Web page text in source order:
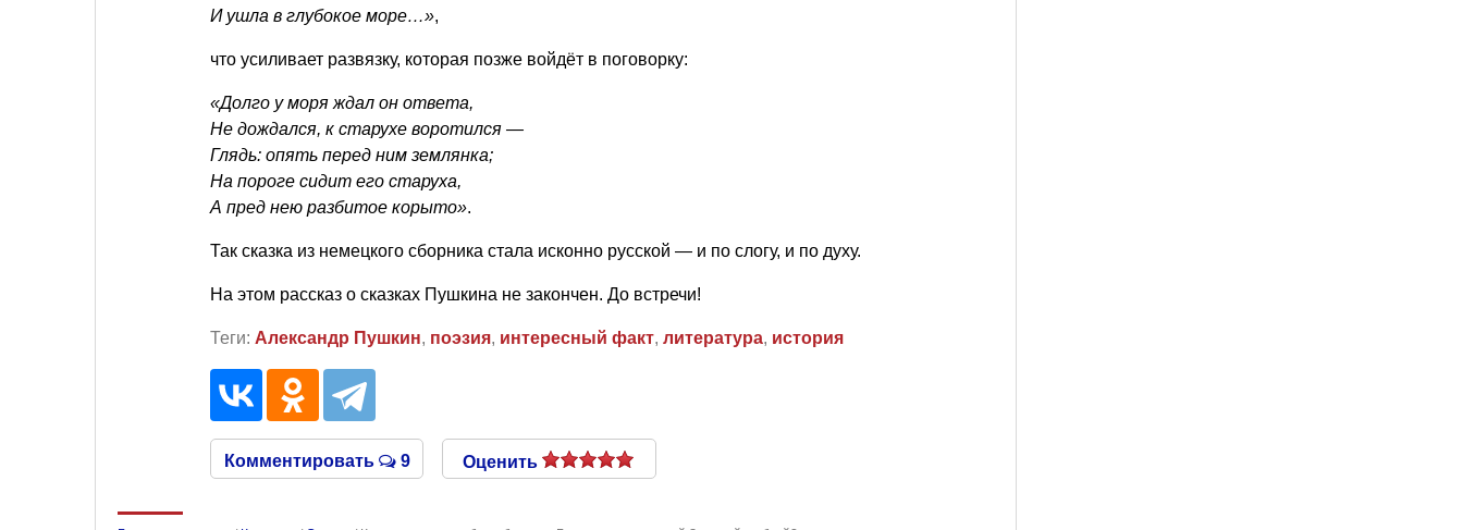
И ушла в глубокое море…»,
что усиливает развязку, которая позже войдёт в поговорку:
«Долго у моря ждал он ответа,
Не дождался, к старухе воротился —
Глядь: опять перед ним землянка;
На пороге сидит его старуха,
А пред нею разбитое корыто».
Так сказка из немецкого сборника стала исконно русской — и по слогу, и по духу.
На этом рассказ о сказках Пушкина не закончен. До встречи!
Теги: Александр Пушкин, поэзия, интересный факт, литература, история
Комментировать 9 Оценить